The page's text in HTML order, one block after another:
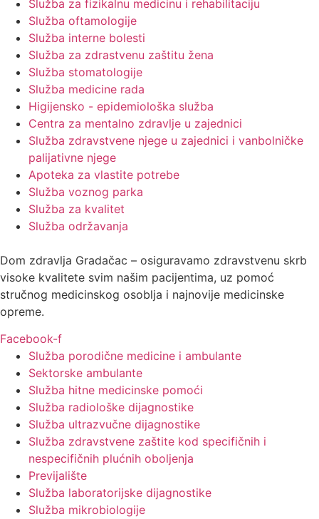
Služba za fizikalnu medicinu i rehabilitaciju
Služba oftamologije
Služba interne bolesti
Služba za zdrastvenu zaštitu žena
Služba stomatologije
Služba medicine rada
Higijensko - epidemiološka služba
Centra za mentalno zdravlje u zajednici
Služba zdravstvene njege u zajednici i vanbolničke
palijativne njege
Apoteka za vlastite potrebe
Služba voznog parka
Služba za kvalitet
Služba održavanja
Dom zdravlja Gradačac – osiguravamo zdravstvenu skrb
visoke kvalitete svim našim pacijentima, uz pomoć
stručnog medicinskog osoblja i najnovije medicinske
opreme.
Facebook-f
Služba porodične medicine i ambulante
Sektorske ambulante
Služba hitne medicinske pomoći
Služba radiološke dijagnostike
Služba ultrazvučne dijagnostike
Služba zdravstvene zaštite kod specifičnih i
nespecifičnih plućnih oboljenja
Previjalište
Služba laboratorijske dijagnostike
Služba mikrobiologije